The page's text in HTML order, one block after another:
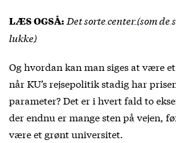
LÆS OGSÅ: Det sorte center (som
lukke)
Og hvordan kan man siges at være
når KU’s rejsepolitik stadig har
parameter? Det er i hvert fald to
der endnu er mange sten på vejen,
være et grønt universitet.